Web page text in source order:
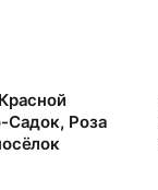
Садок, Роза